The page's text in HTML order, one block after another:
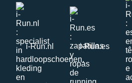
i-Run.nl i-Run.es